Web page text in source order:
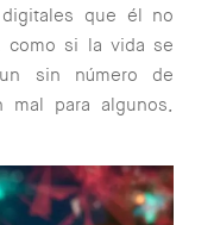
que él no
como si la vida se
sin número de
mal para algunos,